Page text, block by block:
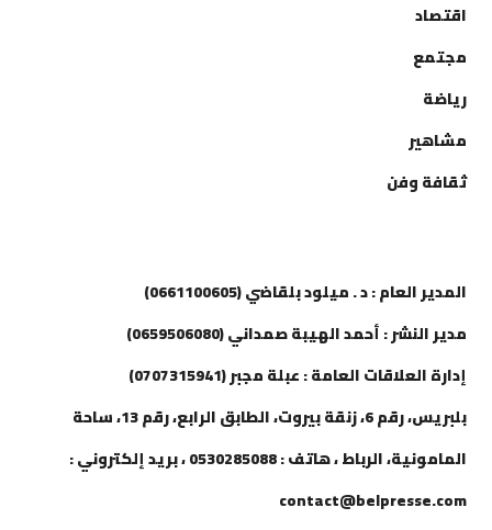
اقتصاد
مجتمع
رياضة
مشاهير
ثقافة وفن
المدير العام : د . ميلود بلقاضي (0661100605)
مدير النشر : أحمد الهيبة صمداني (0659506080)
إدارة العلاقات العامة : عبلة مجبر (0707315941)
بلبريس، رقم 6، زنقة بيروت، الطابق الرابع، رقم 13، ساحة
المامونية، الرباط ، هاتف : 0530285088 ، بريد إلكتروني :
contact@belpresse.com